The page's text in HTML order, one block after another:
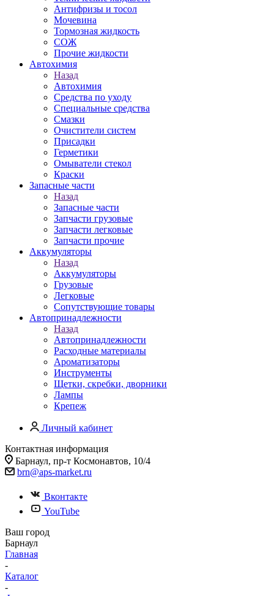
Антифризы и тосол
Мочевина
Тормозная жидкость
СОЖ
Прочие жидкости
Автохимия
Назад
Автохимия
Средства по уходу
Специальные средства
Смазки
Очистители систем
Присадки
Герметики
Омыватели стекол
Краски
Запасные части
Назад
Запасные части
Запчасти грузовые
Запчасти легковые
Запчасти прочие
Аккумуляторы
Назад
Аккумуляторы
Грузовые
Легковые
Сопутствующие товары
Автопринадлежности
Назад
Автопринадлежности
Расходные материалы
Ароматизаторы
Инструменты
Щетки, скребки, дворники
Лампы
Крепеж
Личный кабинет
Контактная информация
Барнаул, пр-т Космонавтов, 10/4
brn@aps-market.ru
Вконтакте
YouTube
Ваш город
Барнаул
Главная
-
Каталог
-